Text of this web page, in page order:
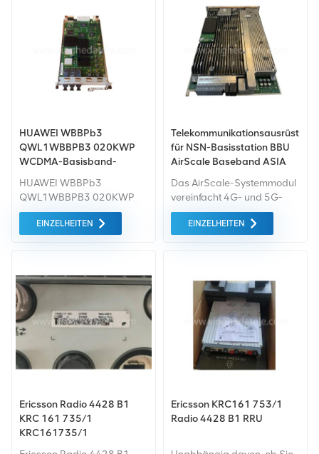
Markt ein. All dies wird zum
bestmöglichen Preis
angeboten.
Anschlüssen GPON-OLT-
Schnittstellenkarte mit
GPON-Dienstzugriff.
HUAWEI WBBPb3
QWL1WBBPB3 020KWP
WCDMA-Basisband-
Huawei WCDMA UMTS
HUAWEI WBBPb3
QWL1WBBPB3 020KWP
WCDMA-Basisband-
Verarbeitungseinheit für
Produktbeschreibung
UBBPf1 HUAWEI
WD2DUBBPF0CM UBBPf0
HUAWEI WD22UBBPem
024CFA1 UBBPem HUAWEI
UBBPFW1 Huawei
QCU1UBRI 030529 UBRI
HUAWEI WD2DUBBPE200
3057154 UBBPe3 HUAWEI
WD2DUBBPE400
03057155 UBBPe4
EINZELHEITEN
Telekommunikationsausrüstung
für NSN-Basisstation BBU
AirScale Baseband ASIA
2G/3G/4G/5G BBU Nokia
Das AirScale-Systemmodul
vereinfacht 4G- und 5G-
Single-RAN-
Bereitstellungen. Optimiert
ermöglicht Basisband-
Standorten.
EINZELHEITEN
Ericsson Radio 4428 B1
KRC 161 735/1
KRC161735/1
Ericsson KRC161 753/1
Radio 4428 B1 RRU